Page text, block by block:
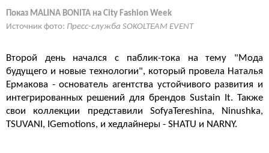
Показ MALINA BONITA на City Fashion Week
Источник фото: Пресс-служба SOKOLTEAM EVENT
Второй день начался с паблик-тока на тему "Мода
будущего и новые технологии", который провела Наталья
Ермакова - основатель агентства устойчивого развития и
интегрированных решений для брендов Sustain It. Также
свои коллекции представили SofyaTereshina, Ninushka,
TSUVANI, IGemotions, и хедлайнеры - SHATU и NARNY.